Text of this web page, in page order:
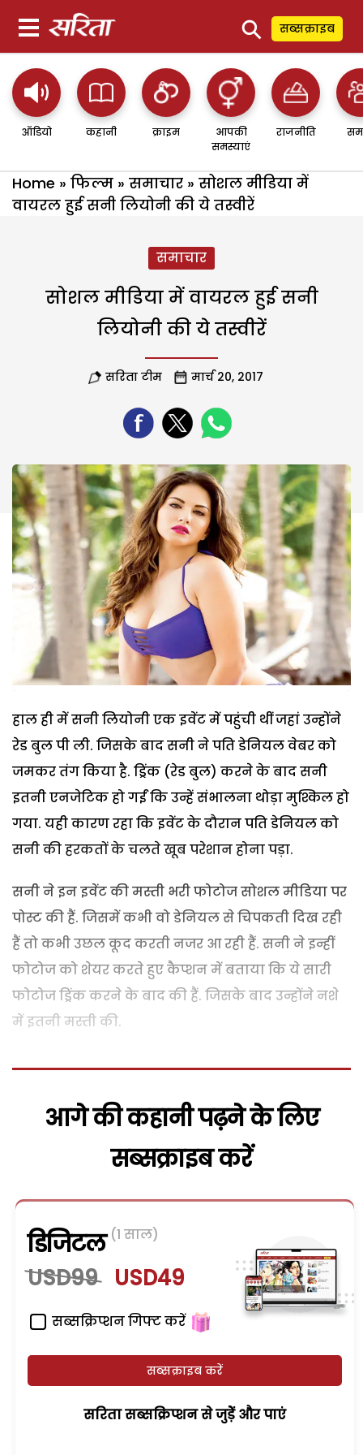
⚲ सब्सक्राइब
ऑडियो कहानी क्राइम
आपकी
समस्याएं
राजनीति
Home » फिल्म » समाचार » सोशल मीडिया में
वायरल हुई सनी लियोनी की ये तस्वीरें
समाचार
सोशल मीडिया में वायरल हुई सनी
लियोनी की ये तस्वीरें
सरिता टीम मार्च 20, 2017
हाल ही में सनी लियोनी एक इवेंट में पहुंची थीं जहां उन्होंने
रेड बुल पी ली. जिसके बाद सनी ने पति डेनियल वेबर को
जमकर तंग किया है. ड्रिंक (रेड बुल) करने के बाद सनी
इतनी एनजेटिक हो गईं कि उन्हें संभालना थोड़ा मुश्किल हो
गया. यही कारण रहा कि इवेंट के दौरान पति डेनियल को
सनी की हरकतों के चलते खूब परेशान होना पड़ा.
सनी ने इन इवेंट की मस्ती भरी फोटोज सोशल मीडिया पर
पोस्ट की हैं. जिसमें कभी वो डेनियल से चिपकती दिख रही
हैं तो कभी उछल कूद करती नजर आ रही हैं. सनी ने इन्हीं
फोटोज को शेयर करते हुए कैप्शन में बताया कि ये सारी
फोटोज ड्रिंक करने के बाद की हैं. जिसके बाद उन्होंने नशे
में इतनी मस्ती की.
आगे की कहानी पढ़ने के लिए
सब्सक्राइब करें
डिजिटल (1 साल)
USD99 USD49
सब्सक्रिप्शन गिफ्ट करें
सब्सक्राइब करें
सरिता सब्सक्रिप्शन से जुड़ेें और पाएं